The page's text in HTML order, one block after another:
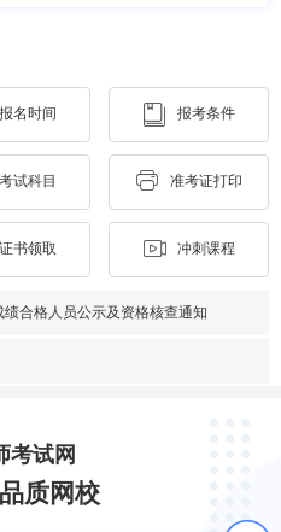
报名时间 报考条件
考试科目 准考证打印
证书领取 冲刺课程
合格人员公示及资格核查通知
考试网
质网校